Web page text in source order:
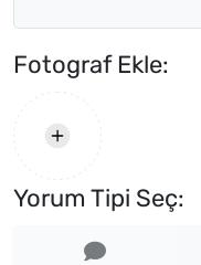
Fotograf Ekle:
Yorum Tipi Seç: